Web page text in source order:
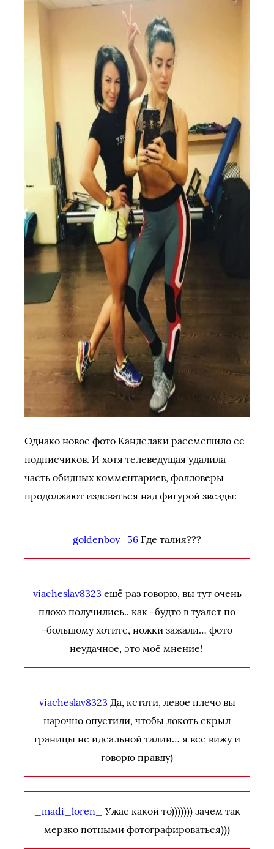
Однако новое фото Канделаки рассмешило ее
подписчиков. И хотя телеведущая удалила
часть обидных комментариев, фолловеры
продолжают издеваться над фигурой звезды:
goldenboy_56 Где талия???
viacheslav8323 ещё раз говорю, вы тут очень
плохо получились.. как -будто в туалет по
-большому хотите, ножки зажали… фото
неудачное, это моё мнение!
viacheslav8323 Да, кстати, левое плечо вы
нарочно опустили, чтобы локоть скрыл
границы не идеальной талии… я все вижу и
говорю правду)
_madi_loren_
Ужас какой то))))))) зачем так
мерзко потными фотографироваться)))